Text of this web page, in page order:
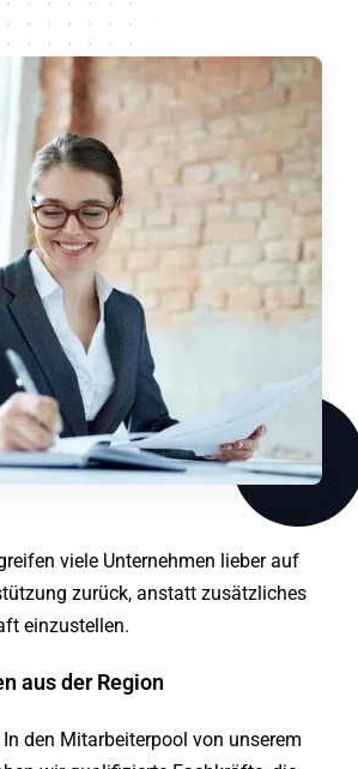
viele Unternehmen lieber auf
zurück, anstatt zusätzliches
einzustellen.
aus der Region
den Mitarbeiterpool von unserem